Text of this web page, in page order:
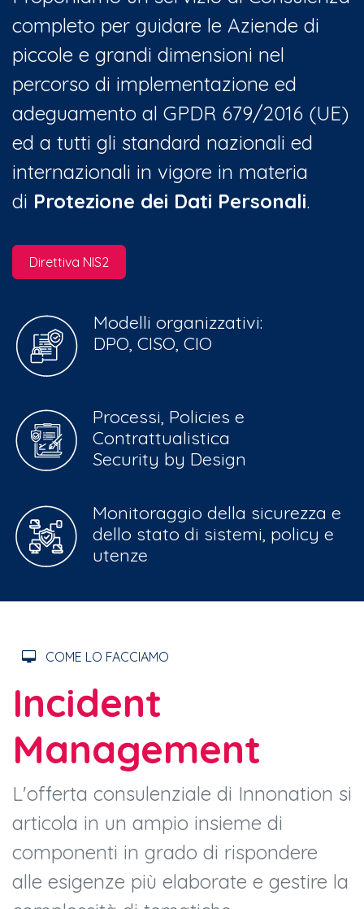
completo per guidare le Aziende di
piccole e grandi dimensioni nel
percorso di implementazione ed
adeguamento al GPDR 679/2016 (UE)
ed a tutti gli standard nazionali ed
internazionali in vigore in materia
di Protezione dei Dati Personali.
Direttiva NIS2
Modelli organizzativi:
DPO, CISO, CIO
Processi, Policies e
Contrattualistica
Security by Design
Monitoraggio della sicurezza e
dello stato di sistemi, policy e
utenze
COME LO FACCIAMO
Incident
Management
L'offerta consulenziale di Innonation si
articola in un ampio insieme di
componenti in grado di rispondere
alle esigenze più elaborate e gestire la